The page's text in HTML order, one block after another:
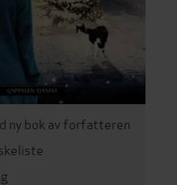
ny bok av forfatteren